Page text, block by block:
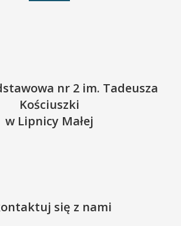
nr 2 im. Tadeusza
Kościuszki
w Lipnicy Małej
się z nami